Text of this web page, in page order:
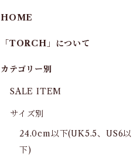
HOME
「TORCH」について
カテゴリー別
SALE ITEM
サイズ別
24.0cm以下(UK5.5、US6以
下)